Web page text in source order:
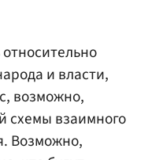
и власти,
возможно,
схемы взаимного
Возможно,